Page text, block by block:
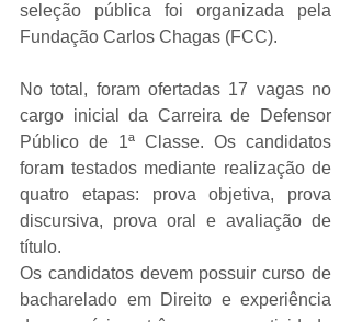
seleção pública foi organizada pela
Fundação Carlos Chagas (FCC).
No total, foram ofertadas 17 vagas no
cargo inicial da Carreira de Defensor
Público de 1ª Classe. Os candidatos
foram testados mediante realização de
quatro etapas: prova objetiva, prova
discursiva, prova oral e avaliação de
título.
Os candidatos devem possuir curso de
bacharelado em Direito e experiência